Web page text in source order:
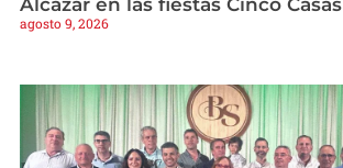
agosto 9, 2026